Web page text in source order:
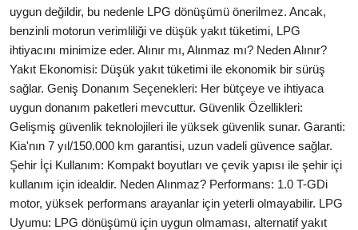
uygun değildir, bu nedenle LPG dönüşümü önerilmez. Ancak,
benzinli motorun verimliliği ve düşük yakıt tüketimi, LPG
ihtiyacını minimize eder. Alınır mı, Alınmaz mı? Neden Alınır?
Yakıt Ekonomisi: Düşük yakıt tüketimi ile ekonomik bir sürüş
sağlar. Geniş Donanım Seçenekleri: Her bütçeye ve ihtiyaca
uygun donanım paketleri mevcuttur. Güvenlik Özellikleri:
Gelişmiş güvenlik teknolojileri ile yüksek güvenlik sunar. Garanti:
Kia'nın 7 yıl/150.000 km garantisi, uzun vadeli güvence sağlar.
Şehir İçi Kullanım: Kompakt boyutları ve çevik yapısı ile şehir içi
kullanım için idealdir. Neden Alınmaz? Performans: 1.0 T-GDi
motor, yüksek performans arayanlar için yeterli olmayabilir. LPG
Uyumu: LPG dönüşümü için uygun olmaması, alternatif yakıt